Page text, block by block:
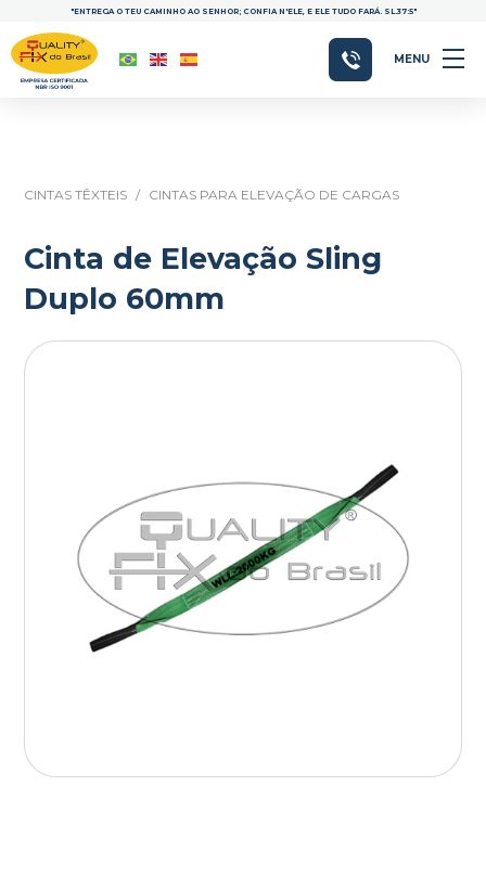
"ENTREGA O TEU CAMINHO AO SENHOR; CONFIA N'ELE, E ELE TUDO FARÁ. SL.37:5"
MENU
CINTAS TÊXTEIS / CINTAS PARA ELEVAÇÃO DE CARGAS
Cinta de Elevação Sling
Duplo 60mm